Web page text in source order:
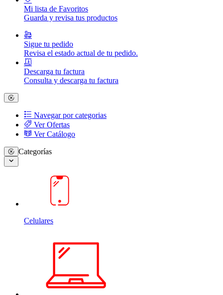
Mi lista de Favoritos
Guarda y revisa tus productos
Sigue tu pedido
Revisa el estado actual de tu pedido.
Descarga tu factura
Consulta y descarga tu factura
Navegar por categorias
Ver Ofertas
Ver Catálogo
Categorías
Celulares